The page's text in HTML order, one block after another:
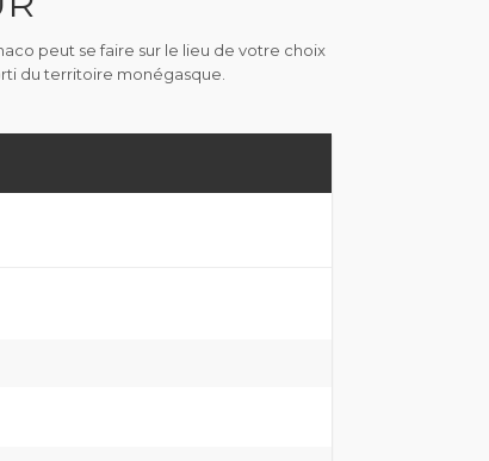
peut se faire sur le lieu de votre choix
du territoire monégasque.